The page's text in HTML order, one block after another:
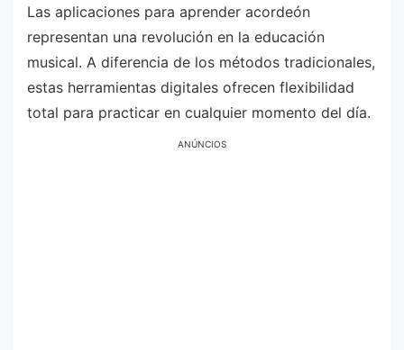
Las aplicaciones para aprender acordeón
representan una revolución en la educación
musical. A diferencia de los métodos tradicionales,
estas herramientas digitales ofrecen flexibilidad
total para practicar en cualquier momento del día.
ANÚNCIOS